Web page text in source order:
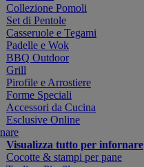
Collezione Pomoli
Set di Pentole
Casseruole e Tegami
Padelle e Wok
BBQ Outdoor
Grill
Pirofile e Arrostiere
Forme Speciali
Accessori da Cucina
Esclusive Online
Visualizza tutto per infornare
Cocotte & stampi per pane